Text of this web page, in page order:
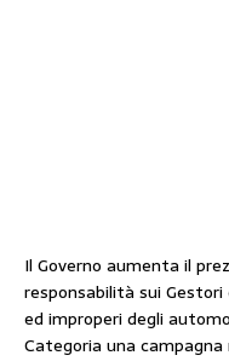
Il Governo aumenta il
responsabilità sui
ed improperi degli
Categoria una